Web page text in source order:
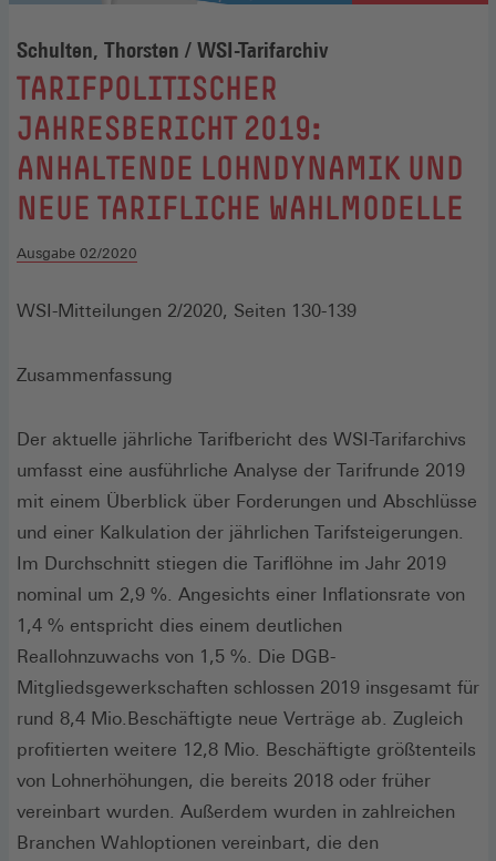
Schulten, Thorsten / WSI-Tarifarchiv
:
TARIFPOLITISCHER
JAHRESBERICHT 2019:
ANHALTENDE LOHNDYNAMIK UND
NEUE TARIFLICHE WAHLMODELLE
Ausgabe 02/2020
WSI-Mitteilungen 2/2020, Seiten 130-139
Zusammenfassung
Der aktuelle jährliche Tarifbericht des WSI-Tarifarchivs
umfasst eine ausführliche Analyse der Tarifrunde 2019
mit einem Überblick über Forderungen und Abschlüsse
und einer Kalkulation der jährlichen Tarifsteigerungen.
Im Durchschnitt stiegen die Tariflöhne im Jahr 2019
nominal um 2,9 %. Angesichts einer Inflationsrate von
1,4 % entspricht dies einem deutlichen
Reallohnzuwachs von 1,5 %. Die DGB-
Mitgliedsgewerkschaften schlossen 2019 insgesamt für
rund 8,4 Mio.Beschäftigte neue Verträge ab. Zugleich
profitierten weitere 12,8 Mio. Beschäftigte größtenteils
von Lohnerhöhungen, die bereits 2018 oder früher
vereinbart wurden. Außerdem wurden in zahlreichen
Branchen Wahloptionen vereinbart, die den